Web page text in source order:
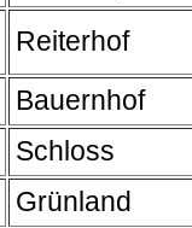
Reiterhof
Bauernhof
Schloss
Grünland